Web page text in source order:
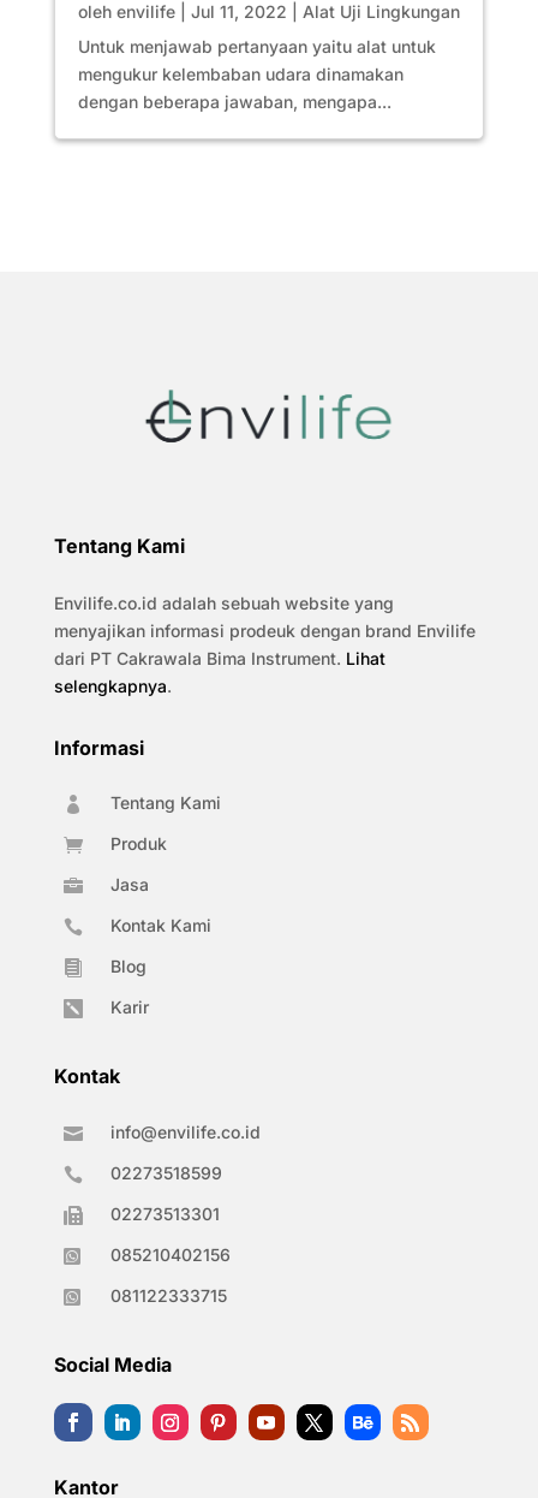
oleh envilife| Jul 11, 2022
Alat Uji Lingkungan
Untuk menjawab pertanyaan yaitu alat untuk
mengukur kelembaban udara dinamakan
dengan beberapa jawaban, mengapa...
Tentang Kami
Envilife.co.id adalah sebuah website yang
menyajikan informasi prodeuk dengan brand Envilife
dari PT Cakrawala Bima Instrument. Lihat
selengkapnya.
Informasi
 Tentang Kami
 Produk
 Jasa
 Kontak Kami
 Blog
 Karir
Kontak
 info@envilife.co.id
 02273518599
 02273513301
 085210402156
 081122333715
Social Media
Kantor